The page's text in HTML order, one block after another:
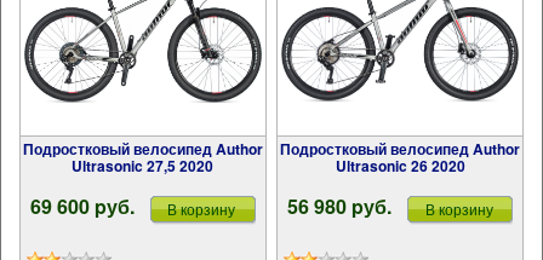
Подростковый велосипед Author
Ultrasonic 27,5 2020
69 600 pуб. В корзину
Подростковый велосипед Author
Ultrasonic 26 2020
56 980 pуб. В корзину